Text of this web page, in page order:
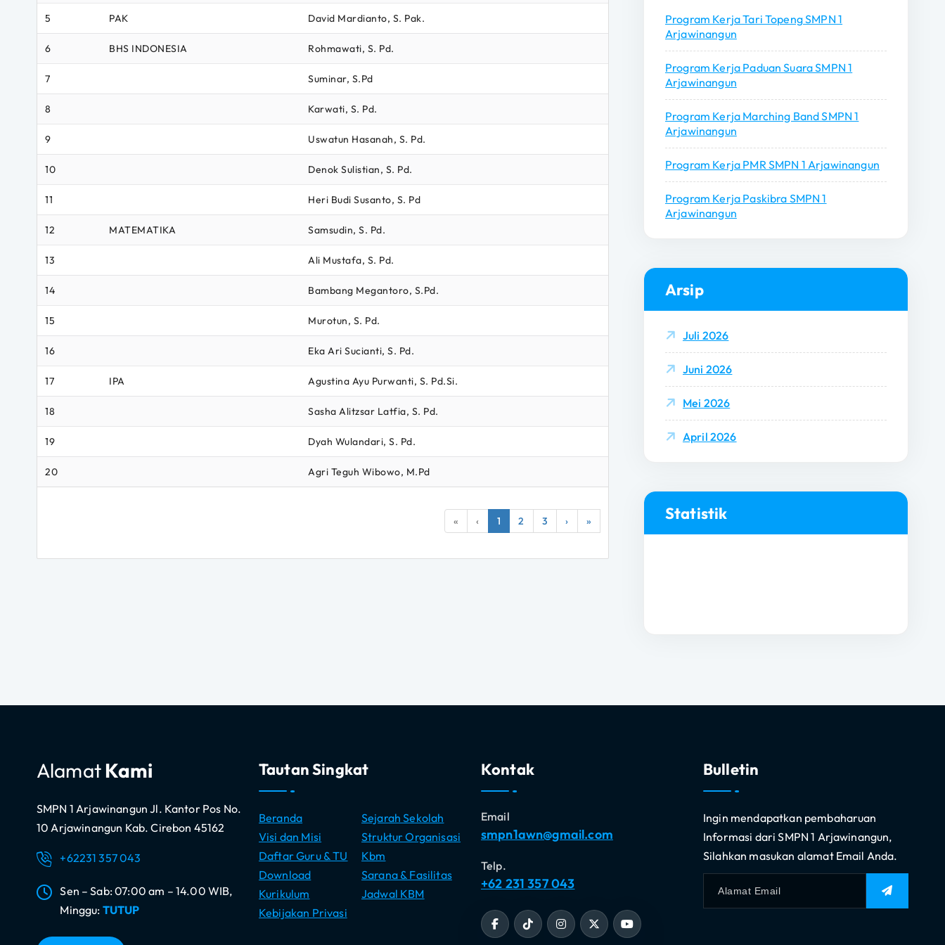
5 PAK David Mardianto, S. Pak.
6 BHS INDONESIA Rohmawati, S. Pd.
7 Suminar, S.Pd
8 Karwati, S. Pd.
9 Uswatun Hasanah, S. Pd.
10 Denok Sulistian, S. Pd.
11 Heri Budi Susanto, S. Pd
12 MATEMATIKA Samsudin, S. Pd.
13 Ali Mustafa, S. Pd.
14 Bambang Megantoro, S.Pd.
15 Murotun, S. Pd.
16 Eka Ari Sucianti, S. Pd.
17 IPA Agustina Ayu Purwanti, S. Pd.Si.
18 Sasha Alitzsar Latfia, S. Pd.
19 Dyah Wulandari, S. Pd.
20 Agri Teguh Wibowo, M.Pd
« ‹ 1 2 3 › »
k
Program Kerja Tari Topeng SMPN 1
Arjawinangun
Program Kerja Paduan Suara SMPN 1
Arjawinangun
Program Kerja Marching Band SMPN 1
Arjawinangun
Program Kerja PMR SMPN 1 Arjawinangun
Program Kerja Paskibra SMPN 1
Arjawinangun
Arsip
Juli 2026
Juni 2026
Mei 2026
April 2026
Statistik
AlamatKami
SMPN 1 Arjawinangun Jl. Kantor Pos No.
10 Arjawinangun Kab. Cirebon 45162
+62231 357 043
Sen – Sab: 07:00 am – 14.00 WIB,
Minggu: TUTUP
Tautan Singkat
Beranda
Sejarah Sekolah
Visi dan Misi
Struktur Organisasi
Daftar Guru & TU
Kbm
Download
Sarana & Fasilitas
Kurikulum
Jadwal KBM
Kebijakan Privasi
Kontak
Email
smpn1awn@gmail.com
Telp.
+62 231 357 043
Bulletin
Ingin mendapatkan pembaharuan
Informasi dari SMPN 1 Arjawinangun,
Silahkan masukan alamat Email Anda.